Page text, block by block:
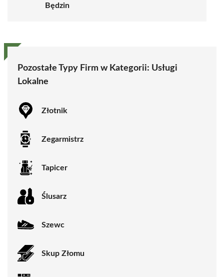
Będzin
Pozostałe Typy Firm w Kategorii: Usługi
Lokalne
Złotnik
Zegarmistrz
Tapicer
Ślusarz
Szewc
Skup Złomu